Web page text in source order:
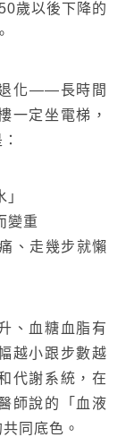
歲以後下降的
退化——長時間
一定坐電梯，
變重
、走幾步就懶
、血糖血脂有
越小跟步數越
代謝系統，在
師說的「血液
同底色。